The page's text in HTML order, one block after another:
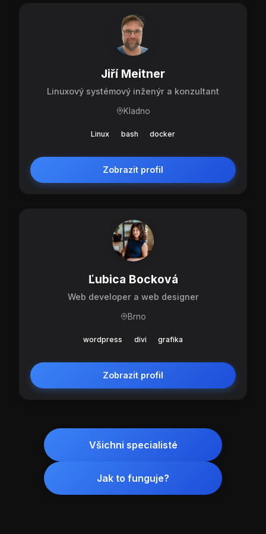
Jiří Meitner
Linuxový systémový inženýr a konzultant
Kladno
Linux bash docker
Zobrazit profil
Ľubica Bocková
Web developer a web designer
Brno
wordpress divi grafika
Zobrazit profil
Všichni specialisté
Jak to funguje?